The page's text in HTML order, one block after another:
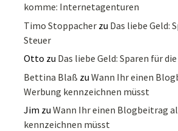
komme: Internetagenturen
Timo Stoppacher zu Das liebe Geld:
Steuer
Otto zu Das liebe Geld: Sparen für
Bettina Blaß zuWann Ihr einen
Werbung kennzeichnen müsst
Jim zuWann Ihr einen Blogbeitrag
kennzeichnen müsst